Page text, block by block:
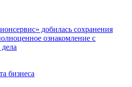
добилась сохранения
ознакомление с
бизнеса